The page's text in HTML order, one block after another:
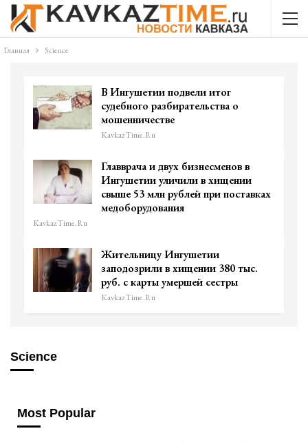
Главная Science
В Ингушетии подвели итог
судебного разбирательства о
мошенничестве
KavkazTime.ru
Главврача и двух бизнесменов в
Ингушетии уличили в хищении
свыше 53 млн рублей при поставках
медоборудования
KavkazTime.ru
Жительницу Ингушетии
заподозрили в хищении 380 тыс.
руб. с карты умершей сестры
KavkazTime.ru
Science
Most Popular